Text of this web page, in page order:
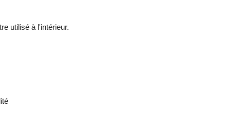
utilisé à l'intérieur.